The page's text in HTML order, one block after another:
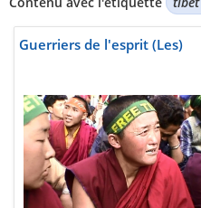
Guerriers de l'esprit (Les)